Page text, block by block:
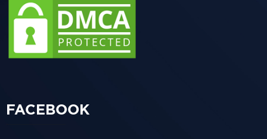
FACEBOOK